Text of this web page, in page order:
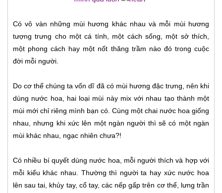
Có vô vàn những mùi hương khác nhau và mỗi mùi hương
tượng trưng cho một cá tính, một cách sống, một sở thích,
một phong cách hay một nốt thăng trầm nào đó trong cuộc
đời mỗi người.
Do cơ thể chúng ta vốn dĩ đã có mùi hương đặc trưng, nên khi
dùng nước hoa, hai loại mùi này mix với nhau tạo thành một
mùi mới chỉ riêng mình bạn có. Cùng một chai nước hoa giống
nhau, nhưng khi xức lên một ngàn người thì sẽ có một ngàn
mùi khác nhau, ngạc nhiên chưa?!
Có nhiều bí quyết dùng nước hoa, mỗi người thích và hợp với
mỗi kiểu khác nhau. Thường thì người ta hay xức nước hoa
lên sau tai, khủy tay, cổ tay, các nếp gấp trên cơ thể, lưng trần